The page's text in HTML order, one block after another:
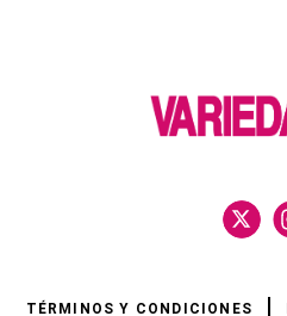
TÉRMINOS Y CONDICIONES